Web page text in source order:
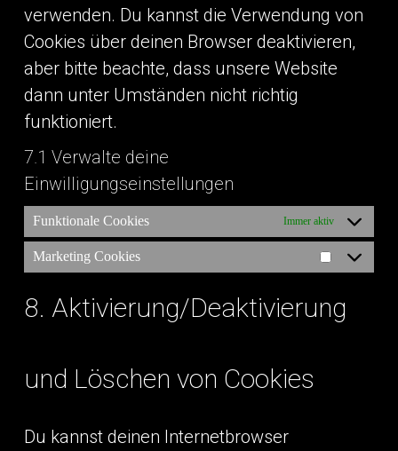
verwenden. Du kannst die Verwendung von
Cookies über deinen Browser deaktivieren,
aber bitte beachte, dass unsere Website
dann unter Umständen nicht richtig
funktioniert.
7.1 Verwalte deine
Einwilligungseinstellungen
Funktionale Cookies Immer aktiv
Marketing Cookies
Marketing
Cookies
8. Aktivierung/Deaktivierung
und Löschen von Cookies
Du kannst deinen Internetbrowser